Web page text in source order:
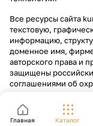
Главная Каталог
Все ресурсы сайта
текстовую,
информацию,
доменное имя,
авторского права и
защищены
соглашениями об